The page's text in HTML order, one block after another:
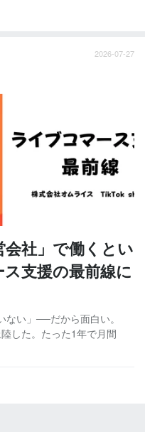
2026-07-27
会社」で働くとい
支援の最前線に
ない」──だから面白い。
した。たった1年で月間